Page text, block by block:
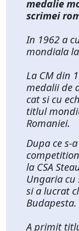
medalie
scrimei
In 1962 a
mondiala
La CM din
medalii de
cat si cu
titlul
Romaniei.
Dupa ce s-
la CSA
Ungaria cu
si a lucrat
Budapesta.
A primit